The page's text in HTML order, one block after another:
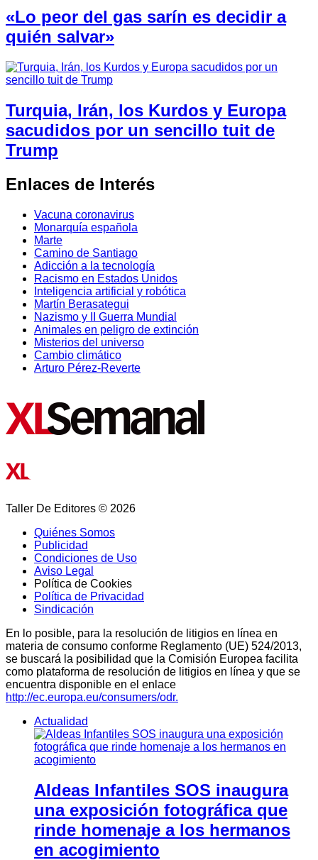
«Lo peor del gas sarín es decidir a
quién salvar»
Turquia, Irán, los Kurdos y Europa
sacudidos por un sencillo tuit de
Trump
Enlaces de Interés
Vacuna coronavirus
Monarquía española
Marte
Camino de Santiago
Adicción a la tecnología
Racismo en Estados Unidos
Inteligencia artificial y robótica
Martín Berasategui
Nazismo y II Guerra Mundial
Animales en peligro de extinción
Misterios del universo
Cambio climático
Arturo Pérez-Reverte
Taller De Editores © 2026
Quiénes Somos
Publicidad
Condiciones de Uso
Aviso Legal
Política de Cookies
Política de Privacidad
Sindicación
En lo posible, para la resolución de litigios en línea en
materia de consumo conforme Reglamento (UE) 524/2013,
se buscará la posibilidad que la Comisión Europea facilita
como plataforma de resolución de litigios en línea y que se
encuentra disponible en el enlace
http://ec.europa.eu/consumers/odr.
Actualidad
Aldeas Infantiles SOS inaugura
una exposición fotográfica que
rinde homenaje a los hermanos
en acogimiento